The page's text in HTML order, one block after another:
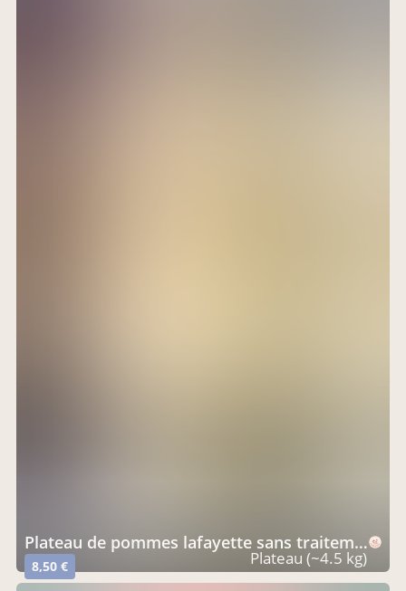
Plateau de pommes lafayette sans traitement tavelure
8,50 € Plateau (~4.5 kg)